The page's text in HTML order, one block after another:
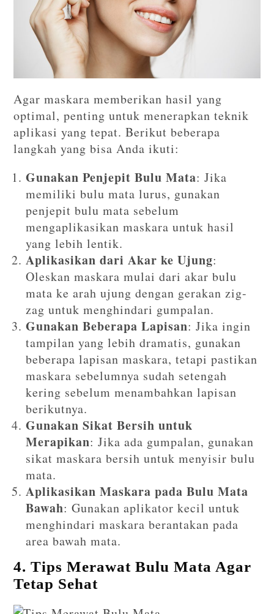
Agar maskara memberikan hasil yang
optimal, penting untuk menerapkan teknik
aplikasi yang tepat. Berikut beberapa
langkah yang bisa Anda ikuti:
Gunakan Penjepit Bulu Mata: Jika
memiliki bulu mata lurus, gunakan
penjepit bulu mata sebelum
mengaplikasikan maskara untuk hasil
yang lebih lentik.
Aplikasikan dari Akar ke Ujung:
Oleskan maskara mulai dari akar bulu
mata ke arah ujung dengan gerakan zig-
zag untuk menghindari gumpalan.
Gunakan Beberapa Lapisan: Jika ingin
tampilan yang lebih dramatis, gunakan
beberapa lapisan maskara, tetapi pastikan
maskara sebelumnya sudah setengah
kering sebelum menambahkan lapisan
berikutnya.
Gunakan Sikat Bersih untuk
Merapikan: Jika ada gumpalan, gunakan
sikat maskara bersih untuk menyisir bulu
mata.
Aplikasikan Maskara pada Bulu Mata
Bawah: Gunakan aplikator kecil untuk
menghindari maskara berantakan pada
area bawah mata.
4. Tips Merawat Bulu Mata Agar
Tetap Sehat